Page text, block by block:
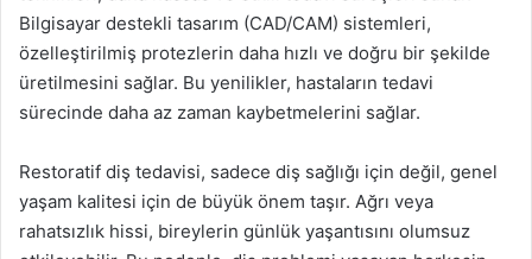
Bilgisayar destekli tasarım (CAD/CAM) sistemleri,
özelleştirilmiş protezlerin daha hızlı ve doğru bir şekilde
üretilmesini sağlar. Bu yenilikler, hastaların tedavi
sürecinde daha az zaman kaybetmelerini sağlar.
Restoratif diş tedavisi, sadece diş sağlığı için değil, genel
yaşam kalitesi için de büyük önem taşır. Ağrı veya
rahatsızlık hissi, bireylerin günlük yaşantısını olumsuz